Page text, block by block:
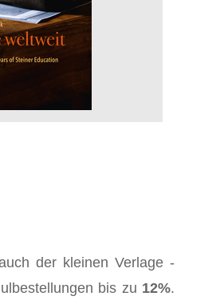
der kleinen Verlage -
bis zu 12%.